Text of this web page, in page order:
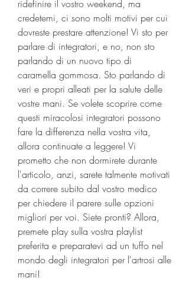
ridefinire il vostro weekend, ma
credetemi, ci sono molti motivi per cui
dovreste prestare attenzione! Vi sto per
parlare di integratori, e no, non sto
parlando di un nuovo tipo di
caramella gommosa. Sto parlando di
veri e propri alleati per la salute delle
vostre mani. Se volete scoprire come
questi miracolosi integratori possono
fare la differenza nella vostra vita,
allora continuate a leggere! Vi
prometto che non dormirete durante
l'articolo, anzi, sarete talmente motivati
da correre subito dal vostro medico
per chiedere il parere sulle opzioni
migliori per voi. Siete pronti? Allora,
premete play sulla vostra playlist
preferita e preparatevi ad un tuffo nel
mondo degli integratori per l'artrosi alle
mani!